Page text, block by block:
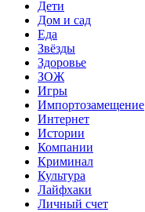
Дети
Дом и сад
Еда
Звёзды
Здоровье
ЗОЖ
Игры
Импортозамещение
Интернет
Истории
Компании
Криминал
Культура
Лайфхаки
Личный счет